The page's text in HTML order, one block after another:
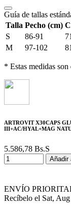
Guía de tallas
Talla Pecho (cm)
S
86-91
M
97-102
* Estas medidas
ARTROVIT X30CAPS
III+AC/HYAL+MAG
5.586,78 Bs.S
Añadir
ENVÍO
Recíbelo el Sat,